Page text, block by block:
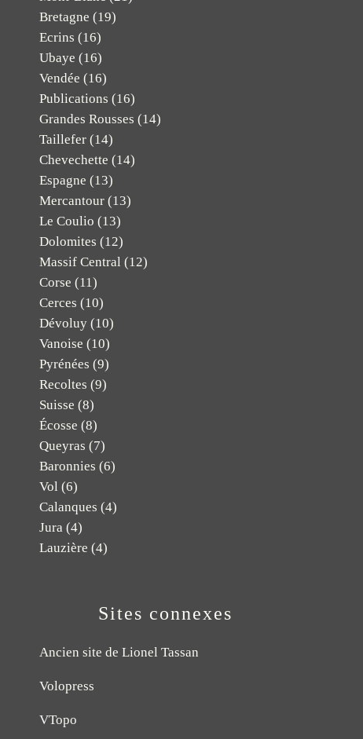
Bretagne (19)
Ecrins (16)
Ubaye (16)
Vendée (16)
Publications (16)
Grandes Rousses (14)
Taillefer (14)
Chevechette (14)
Espagne (13)
Mercantour (13)
Le Coulio (13)
Dolomites (12)
Massif Central (12)
Corse (11)
Cerces (10)
Dévoluy (10)
Vanoise (10)
Pyrénées (9)
Recoltes (9)
Suisse (8)
Écosse (8)
Queyras (7)
Baronnies (6)
Vol (6)
Calanques (4)
Jura (4)
Lauzière (4)
Sites connexes
Ancien site de Lionel Tassan
Volopress
VTopo